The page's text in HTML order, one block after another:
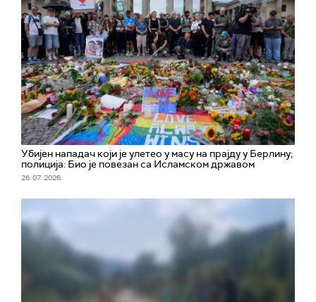
Убијен нападач који је улетео у масу на прајду у Берлину;
полиција: Био је повезан са Исламском државом
26. 07. 2026.